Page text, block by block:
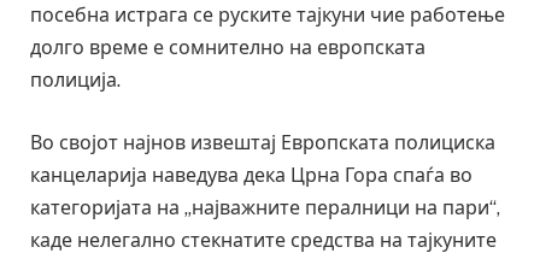
посебна истрага се руските тајкуни чие работење
долго време е сомнително на европската
полиција.
Во својот најнов извештај Европската полициска
канцеларија наведува дека Црна Гора спаѓа во
категоријата на „најважните пералници на пари“,
каде нелегално стекнатите средства на тајкуните